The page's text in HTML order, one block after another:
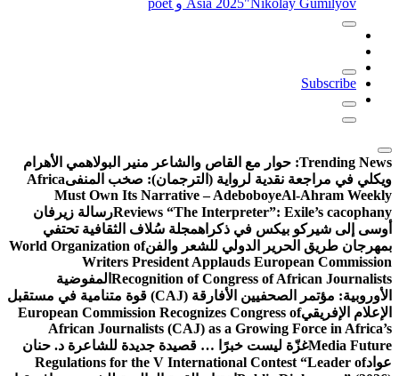
Asia 2025"Nikolay Gumilyov و poet
Subscribe
Trending News: حوار مع القاص والشاعر منير البولاهمي الأهرام
ويكلي في مراجعة نقدية لرواية (الترجمان): صخب المنفىAfrica
Must Own Its Narrative – AdeboboyeAl-Ahram Weekly
Reviews “The Interpreter”: Exile’s cacophanyرسالة زيرفان
أوسى إلى شيركو بيكس في ذكراهمجلة سُلاف الثقافية تحتفي
بمهرجان طريق الحرير الدولي للشعر والفنWorld Organization of
Writers President Applauds European Commission
Recognition of Congress of African Journalists المفوضية
الأوروبية: مؤتمر الصحفيين الأفارقة (CAJ) قوة متنامية في مستقبل
الإعلام الإفريقيEuropean Commission Recognizes Congress of
African Journalists (CAJ) as a Growing Force in Africa’s
Media Futureغزّة ليست خبرًا … قصيدة جديدة للشاعرة د. حنان
عوادRegulations for the V International Contest “Leader of